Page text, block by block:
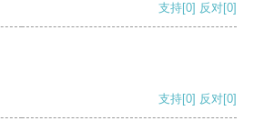
支持[0] 反对[0]
支持[0] 反对[0]